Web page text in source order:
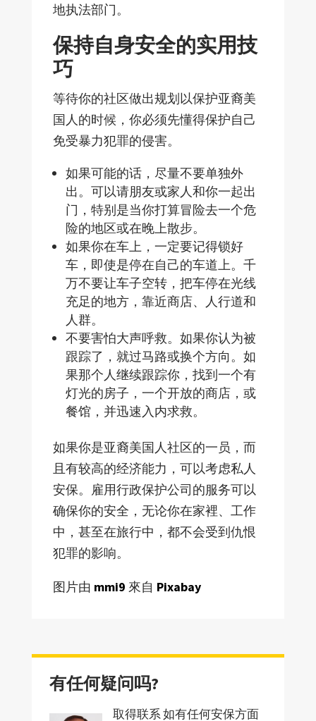
地执法部门。
保持自身安全的实用技
巧
等待你的社区做出规划以保护亚裔美
国人的时候，你必须先懂得保护自己
免受暴力犯罪的侵害。
如果可能的话，尽量不要单独外
出。可以请朋友或家人和你一起出
门，特别是当你打算冒险去一个危
险的地区或在晚上散步。
如果你在车上，一定要记得锁好
车，即使是停在自己的车道上。千
万不要让车子空转，把车停在光线
充足的地方，靠近商店、人行道和
人群。
不要害怕大声呼救。如果你认为被
跟踪了，就过马路或换个方向。如
果那个人继续跟踪你，找到一个有
灯光的房子，一个开放的商店，或
餐馆，并迅速入内求救。
如果你是亚裔美国人社区的一员，而
且有较高的经济能力，可以考虑私人
安保。雇用行政保护公司的服务可以
确保你的安全，无论你在家裡、工作
中，甚至在旅行中，都不会受到仇恨
犯罪的影响。
图片由 mmi9 來自 Pixabay
有任何疑问吗?
取得联系 如有任何安保方面